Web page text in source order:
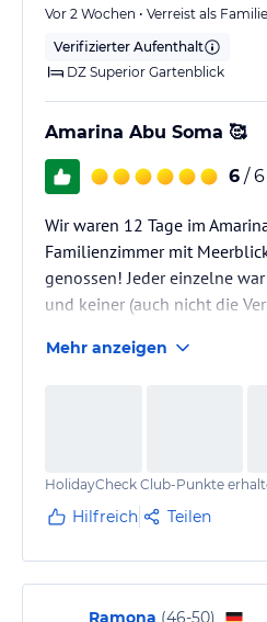
Vor 2 Wochen • Verreist als
Verifizierter Aufenthalt
DZ Superior Gartenblick
Amarina Abu Soma 🥰
6 / 6
Wir waren 12 Tage im
Familienzimmer mit
genossen! Jeder einzelne
und keiner (auch nicht die
Mehr anzeigen
HolidayCheck Club-Punkte
Hilfreich Teilen
Ramona (46-50)